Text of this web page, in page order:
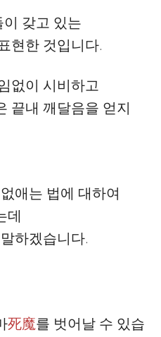
이 갖고 있는
현한 것입니다.
없이 시비하고
끝내 깨달음을 얻지
애는 법에 대하여
데
하겠습니다.
死魔를 벗어날 수 있습